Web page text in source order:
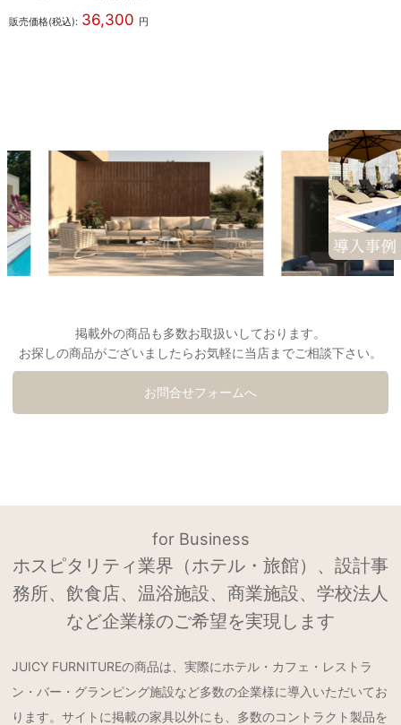
販売価格(税込): 36,300 円
掲載外の商品も多数お取扱いしております。
お探しの商品がございましたらお気軽に当店までご相談下さい。
お問合せフォームへ
for Business
ホスピタリティ業界（ホテル・旅館）、設計事
務所、飲食店、温浴施設、商業施設、学校法人
など企業様のご希望を実現します
JUICY FURNITUREの商品は、実際にホテル・カフェ・レストラ
ン・バー・グランピング施設など多数の企業様に導入いただいてお
ります。サイトに掲載の家具以外にも、多数のコントラクト製品を